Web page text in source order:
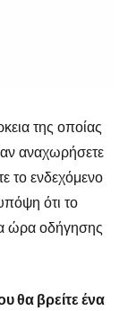
της οποίας
αν αναχωρήσετε
το ενδεχόμενο
ότι το
ώρα οδήγησης
θα βρείτε ένα